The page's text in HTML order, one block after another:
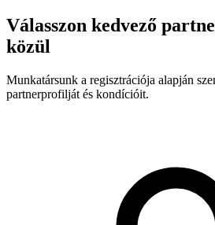
Válasszon kedvező
közül
Munkatársunk a regisztrációja alapján
partnerprofilját és kondícióit.